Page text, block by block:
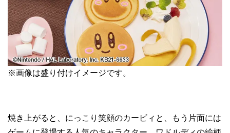
※画像は盛り付けイメージです。
焼き上がると、にっこり笑顔のカービィと、もう片面には